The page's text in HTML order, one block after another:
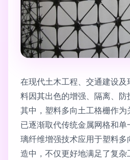
在现代土木工程、交通建设
料因其出色的增强、隔离、防
其中，塑料多向土工格栅作为
已逐渐取代传统金属网格和
璃纤维增强技术应用于塑料
造中，不仅更好地满足了复